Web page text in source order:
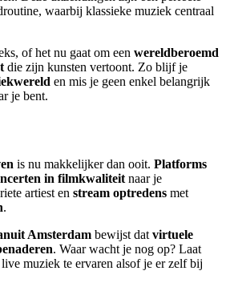
waarbij klassieke muziek centraal
of het nu gaat om een wereldberoemd
die zijn kunsten vertoont. Zo blijf je
en mis je geen enkel belangrijk
je bent.
is nu makkelijker dan ooit. Platforms
in filmkwaliteit naar je
artiest en stream optredens met
.
Amsterdam bewijst dat virtuele
. Waar wacht je nog op? Laat
muziek te ervaren alsof je er zelf bij